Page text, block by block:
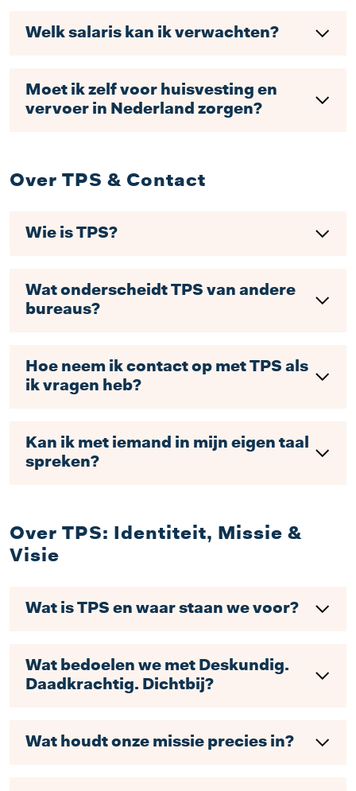
Welk salaris kan ik verwachten?
Moet ik zelf voor huisvesting en
vervoer in Nederland zorgen?
Over TPS & Contact
Wie is TPS?
Wat onderscheidt TPS van andere
bureaus?
Hoe neem ik contact op met TPS als
ik vragen heb?
Kan ik met iemand in mijn eigen taal
spreken?
Over TPS: Identiteit, Missie &
Visie
Wat is TPS en waar staan we voor?
Wat bedoelen we met Deskundig.
Daadkrachtig. Dichtbij?
Wat houdt onze missie precies in?